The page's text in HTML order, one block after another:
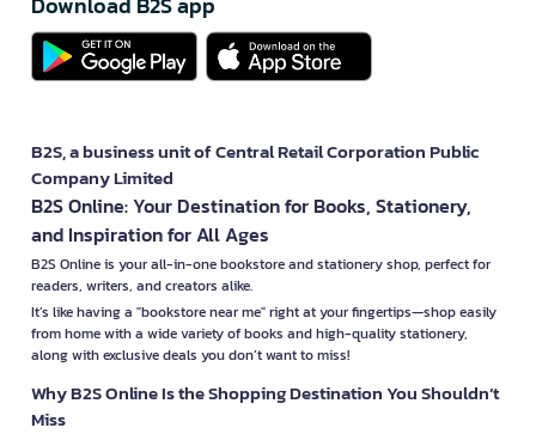
B2S, a business unit of Central Retail Corporation Public
Company Limited
B2S Online: Your Destination for Books, Stationery,
and Inspiration for All Ages
B2S Online is your all-in-one bookstore and stationery shop, perfect for
readers, writers, and creators alike.
It’s like having a "bookstore near me" right at your fingertips—shop easily
from home with a wide variety of books and high-quality stationery,
along with exclusive deals you don’t want to miss!
Why B2S Online Is the Shopping Destination You Shouldn’t
Miss